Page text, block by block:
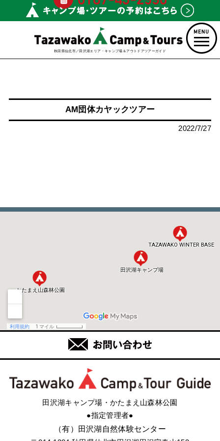
秋田県仙北市／田沢湖エリア・キャンプ場＆アウトドアツアーガイド
AM団体カヤックツアー
2022/7/27
田沢湖キャンプ場・かたまえ山森林公園
●指定管理者●
（有）田沢湖自然体験センター